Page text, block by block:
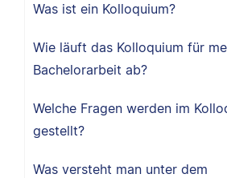
Was ist ein Kolloquium?
Wie läuft das Kolloquium für
Bachelorarbeit ab?
Welche Fragen werden im
gestellt?
Was versteht man unter dem